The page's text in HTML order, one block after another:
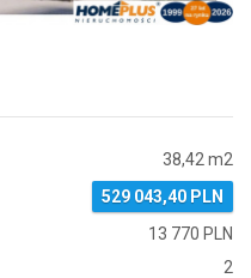
38,42 m2
529 043,40 PLN
13 770 PLN
2